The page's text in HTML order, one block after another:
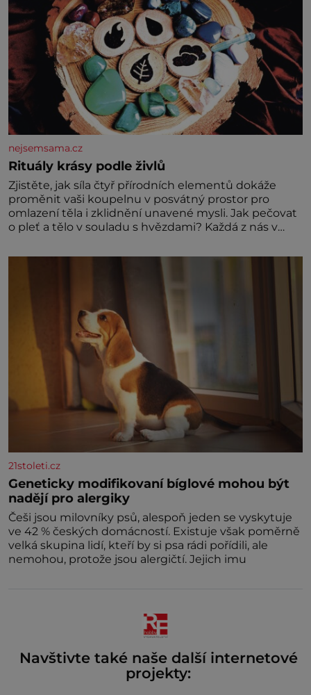
nejsemsama.cz
Rituály krásy podle živlů
Zjistěte, jak síla čtyř přírodních elementů dokáže
proměnit vaši koupelnu v posvátný prostor pro
omlazení těla i zklidnění unavené mysli. Jak pečovat
o pleť a tělo v souladu s hvězdami? Každá z nás v
naší povaze, ale i v potřebách naší pokožky. Ohnivá
znamení Ženy narozené ve znamení Berana, Lva a
Střelce v sobě nesou žár, odvahu a neutuchající elán.
21stoleti.cz
Geneticky modifikovaní bíglové mohou být
nadějí pro alergiky
Češi jsou milovníky psů, alespoň jeden se vyskytuje
ve 42 % českých domácností. Existuje však poměrně
velká skupina lidí, kteří by si psa rádi pořídili, ale
nemohou, protože jsou alergičtí. Jejich imu
Navštivte také naše další internetové
projekty: